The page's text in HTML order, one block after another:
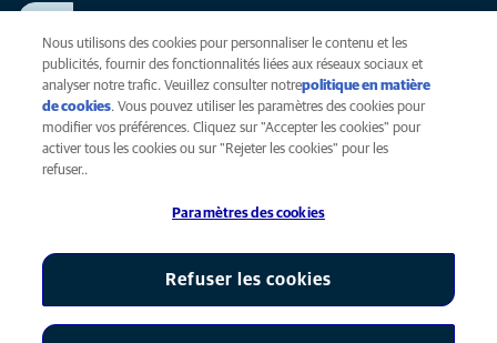
Voir nos offres d'emploi
Vie privée
Légal
Cookies
AniCura est une filiale de Mars, Inc © 2026
Nous utilisons des cookies pour personnaliser le contenu et les
publicités, fournir des fonctionnalités liées aux réseaux sociaux et
analyser notre trafic. Veuillez consulter notrepolitique en matière
de cookies(opens in a new tab)
. Vous pouvez utiliser les paramètres des cookies pour
modifier vos préférences. Cliquez sur "Accepter les cookies" pour
activer tous les cookies ou sur "Rejeter les cookies" pour les
refuser..
Paramètres des cookies
Refuser les cookies